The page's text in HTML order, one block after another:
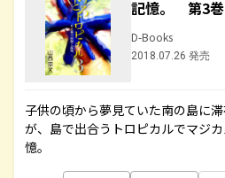
記憶。 第3巻
D-Books
2018.07.26 発売
子供の頃から夢見ていた南の島に
が、島で出合うトロピカルでマジ
憶。